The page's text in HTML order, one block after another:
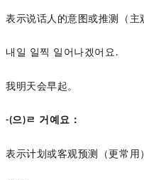
表示说话人的意图或推测（主
내일 일찍 일어나겠어요 .
我明天会早起。
-(으)ㄹ 거예요：
表示计划或客观预测（更常用